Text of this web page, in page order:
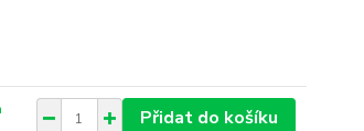
Přidat do košíku